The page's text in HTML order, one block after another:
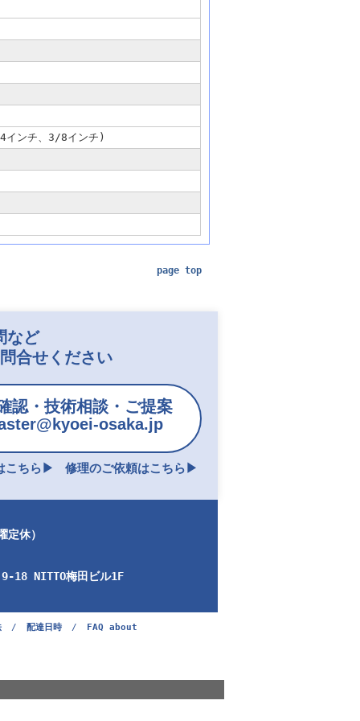
インチ、3/8インチ)
page top
など
合せください
認・技術相談・ご提案
osaka.jp
こちら▶︎ 修理のご依頼はこちら▶︎
休）
18 NITTO梅田ビル1F
/ 配達日時 / FAQ about